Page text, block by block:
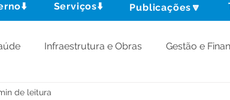
Serviços⬇️ Publicações🔽
Infraestrutura e Obras Gestão e
Assistência Social
de leitura